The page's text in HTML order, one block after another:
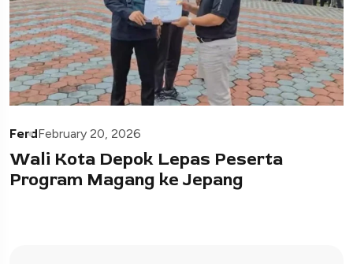
FerdFebruary 20, 2026
Wali Kota Depok Lepas Peserta
Program Magang ke Jepang